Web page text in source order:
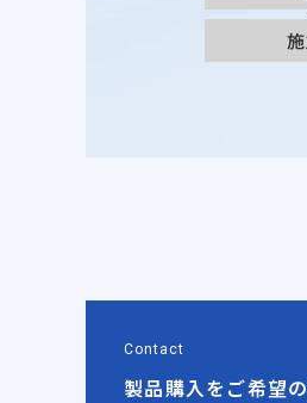
Contact
製品購入をご希望の